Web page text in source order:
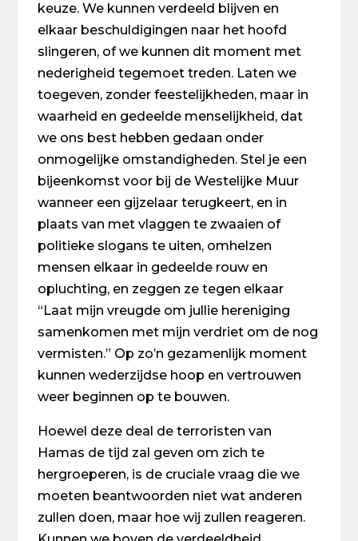
keuze. We kunnen verdeeld blijven en
elkaar beschuldigingen naar het hoofd
slingeren, of we kunnen dit moment met
nederigheid tegemoet treden. Laten we
toegeven, zonder feestelijkheden, maar in
waarheid en gedeelde menselijkheid, dat
we ons best hebben gedaan onder
onmogelijke omstandigheden. Stel je een
bijeenkomst voor bij de Westelijke Muur
wanneer een gijzelaar terugkeert, en in
plaats van met vlaggen te zwaaien of
politieke slogans te uiten, omhelzen
mensen elkaar in gedeelde rouw en
opluchting, en zeggen ze tegen elkaar
“Laat mijn vreugde om jullie hereniging
samenkomen met mijn verdriet om de nog
vermisten.” Op zo’n gezamenlijk moment
kunnen wederzijdse hoop en vertrouwen
weer beginnen op te bouwen.
Hoewel deze deal de terroristen van
Hamas de tijd zal geven om zich te
hergroeperen, is de cruciale vraag die we
moeten beantwoorden niet wat anderen
zullen doen, maar hoe wij zullen reageren.